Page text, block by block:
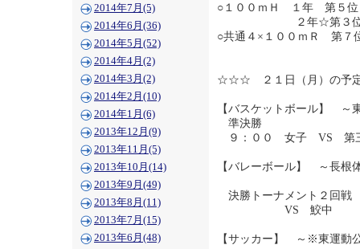
2014年7月(5)
2014年6月(36)
2014年5月(52)
2014年4月(2)
2014年3月(2)
2014年2月(10)
2014年1月(6)
2013年12月(9)
2013年11月(5)
2013年10月(14)
2013年9月(49)
2013年8月(11)
2013年7月(15)
2013年6月(48)
○１００ｍＨ １
２年☆第３位
○共通４×１００ｍＲ 第７
☆☆☆ ２１日（月）の
【バスケットボール】 ～
準決勝
９：００ 女子 VS 第
【バレーボール】 ～長根
決勝トーナメント２回戦
VS 鮫中
【サッカー】 ～※東運動